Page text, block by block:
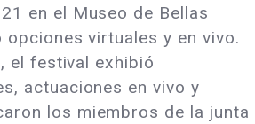
en el Museo de Bellas
virtuales y en vivo.
el festival exhibió
actuaciones en vivo y
los miembros de la junta